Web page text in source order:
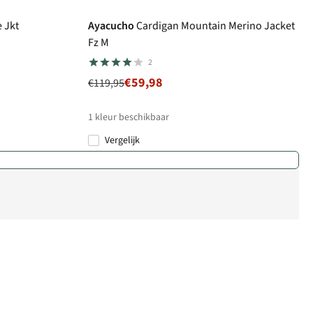
Jkt AyacuchoCardigan Mountain Merino Jacket
Fz M
2
€119,95€59,98
1 kleur beschikbaar
Vergelijk